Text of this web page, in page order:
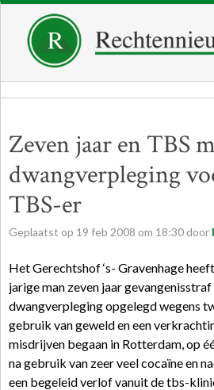
Zeven jaar en TBS
dwangverpleging
TBS-er
Geplaatst op 19 feb 2008 om 18:30 door
Het Gerechtshof ‘s- Gravenhage
jarige man zeven jaar
dwangverpleging opgelegd wegens
gebruik van geweld en een
misdrijven begaan in Rotterdam, op
na gebruik van zeer veel cocaïne en
een begeleid verlof vanuit de tbs-